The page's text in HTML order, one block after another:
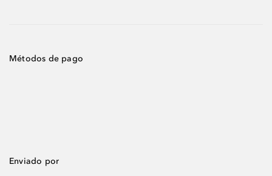
Métodos de pago
Enviado por